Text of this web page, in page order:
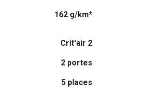
162 g/km*
Crit'air 2
2 portes
5 places